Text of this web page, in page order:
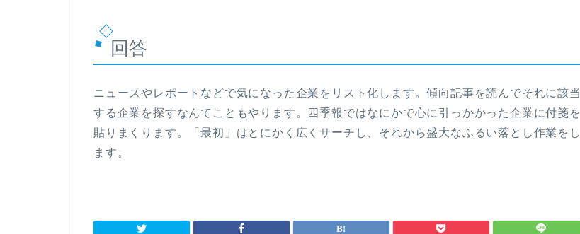
回答
ニュースやレポートなどで気になった企業をリスト化します。傾向記事を読んでそれに該当
する企業を探すなんてこともやります。四季報ではなにかで心に引っかかった企業に付箋を
貼りまくります。「最初」はとにかく広くサーチし、それから盛大なふるい落とし作業をし
ます。